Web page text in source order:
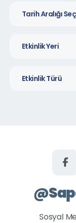
Tarih Aralığı Seç
Etkinlik Yeri
Etkinlik Türü
@
Sosyal